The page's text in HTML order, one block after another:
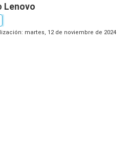
Lenovo
martes, 12 de noviembre de 2024